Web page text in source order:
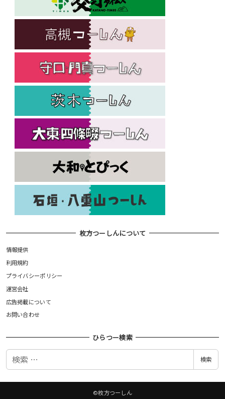
枚方つーしんについて
情報提供
利用規約
プライバシーポリシー
運営会社
広告掲載について
お問い合わせ
ひらつー検索
検
検索
©枚方つーしん